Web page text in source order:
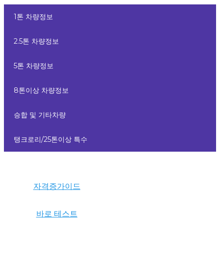
1톤 차량정보
2.5톤 차량정보
5톤 차량정보
8톤이상 차량정보
승합 및 기타차량
탱크로리/25톤이상 특수
자격증가이드
바로 테스트